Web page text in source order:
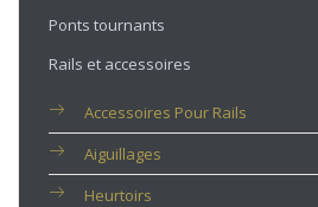
Ponts tournants
Rails et accessoires
Accessoires Pour Rails
Aiguillages
Heurtoirs